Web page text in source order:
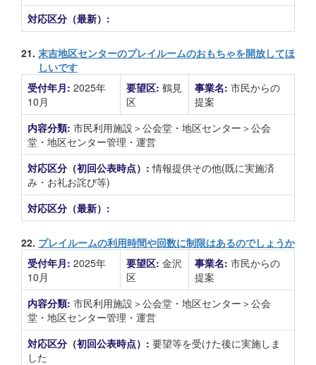
対応区分（最新）:
21. 末吉地区センターのプレイルームのおもちゃを開放してほ
しいです
受付年月: 2025年
10月
要望区: 鶴見
区
事業名: 市民からの
提案
内容分類: 市民利用施設＞公会堂・地区センター＞公会
堂・地区センター管理・運営
対応区分（初回公表時点）:情報提供その他(既に実施済
み・お礼お詫び等)
対応区分（最新）:
22. プレイルームの利用時間や回数に制限はあるのでしょうか
受付年月: 2025年
10月
要望区: 金沢
区
事業名: 市民からの
提案
内容分類: 市民利用施設＞公会堂・地区センター＞公会
堂・地区センター管理・運営
対応区分（初回公表時点）: 要望等を受けた後に実施しま
した